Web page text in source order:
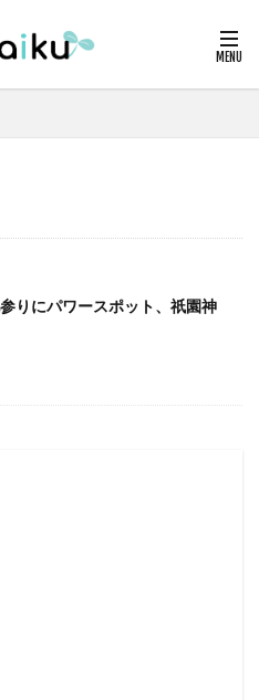
りにパワースポット、祇園神